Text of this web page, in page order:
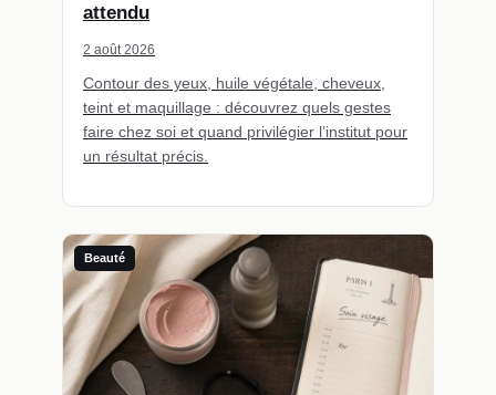
attendu
2 août 2026
Contour des yeux, huile végétale, cheveux,
teint et maquillage : découvrez quels gestes
faire chez soi et quand privilégier l’institut pour
un résultat précis.
Beauté